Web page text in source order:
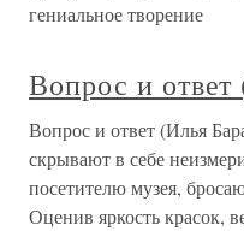
гениальное творение
Вопрос и
Вопрос и ответ (Илья
скрывают в себе
посетителю музея,
Оценив яркость красок,